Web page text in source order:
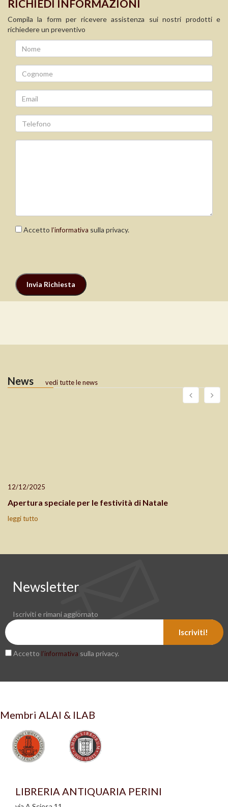
RICHIEDI INFORMAZIONI
Compila la form per ricevere assistenza sui nostri prodotti e
richiedere un preventivo
Accetto l’informativa sulla privacy.
News vedi tutte le news
12/12/2025
Apertura speciale per le festività di Natale
leggi tutto
Newsletter
Iscriviti e rimani aggiornato
Iscriviti!
Accetto l’informativa sulla privacy.
Membri ALAI & ILAB
LIBRERIA ANTIQUARIA PERINI